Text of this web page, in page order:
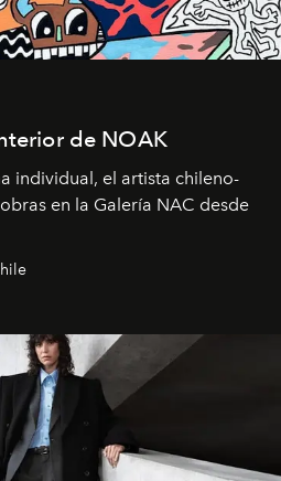
de NOAK
individual, el artista chileno-
en la Galería NAC desde